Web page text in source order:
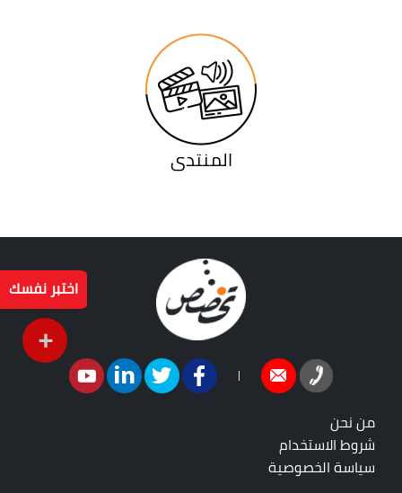
اختبر نفسك
+
المنتدى
|
من نحن
شروط الاستخدام
سياسة الخصوصية